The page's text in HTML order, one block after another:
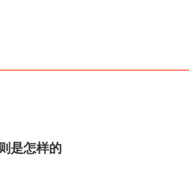
是怎样的